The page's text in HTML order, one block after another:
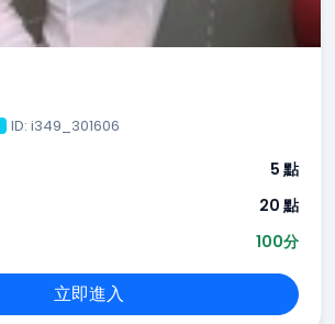
ID: i349_301606
5 點
20 點
100分
立即進入